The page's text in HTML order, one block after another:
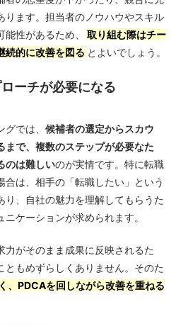
ります。担当者のノウハウやスキル
性があるため、
取り組む際はチー
続的に改善を図る とよいでしょう。
ーチが必要になる
グでは、候補者の選定からスカウ
まで、複数のステップが必要なた
のは難しいのが実情です。特に転職
合は、相手の「転職したい」という
り、自社の魅力を理解してもらうた
ケーションが求められます。
力がそのまま成果に反映されるた
ともめずらしくありません。そのた
、PDCAを回しながら改善を重ねる